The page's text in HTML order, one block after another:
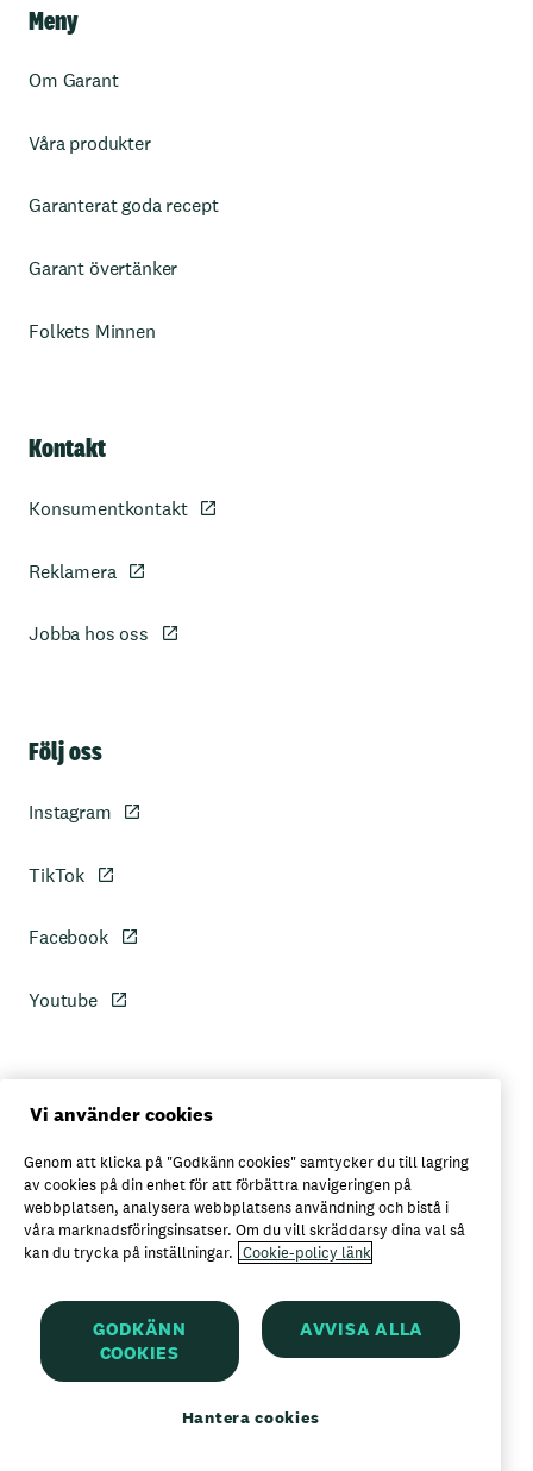
Meny
Om Garant
Våra produkter
Garanterat goda recept
Garant övertänker
Folkets Minnen
Kontakt
Konsumentkontakt
Reklamera
Jobba hos oss
Följ oss
Instagram
TikTok
Facebook
Youtube
Personuppgiftspolicy
Axfoods integritetspolicy
Här kan du köpa Garant
Garant är ett registrerat varumärke för
Vi använder cookies
Genom att klicka på "Godkänn cookies" samtycker du till lagring
av cookies på din enhet för att förbättra navigeringen på
webbplatsen, analysera webbplatsens användning och bistå i
våra marknadsföringsinsatser. Om du vill skräddarsy dina val så
kan du trycka på inställningar. Cookie-policy länk
GODKÄNN
COOKIES
AVVISA ALLA
Hantera cookies